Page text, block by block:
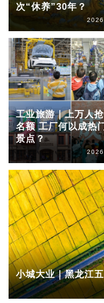
次“休养”30年？
工业旅游｜上万人
名额 工厂何以成热
景点？
小城大业｜黑龙江